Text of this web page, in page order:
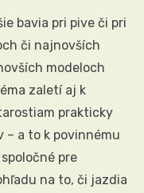
bavia pri pive či pri
či najnovších
modeloch
zaletí aj k
prakticky
a to k povinnému
pre
na to, či jazdia